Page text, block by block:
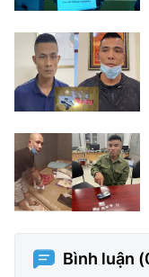
Bình luận (